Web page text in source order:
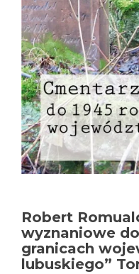
Robert
wyznaniowe
granicach
lubuskiego”